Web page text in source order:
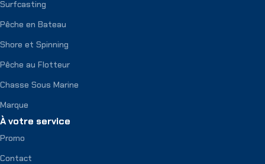
Surfcasting
Pêche en Bateau
Shore et Spinning
Pêche au Flotteur
Chasse Sous Marine
Marque
À votre service
Promo
Contact